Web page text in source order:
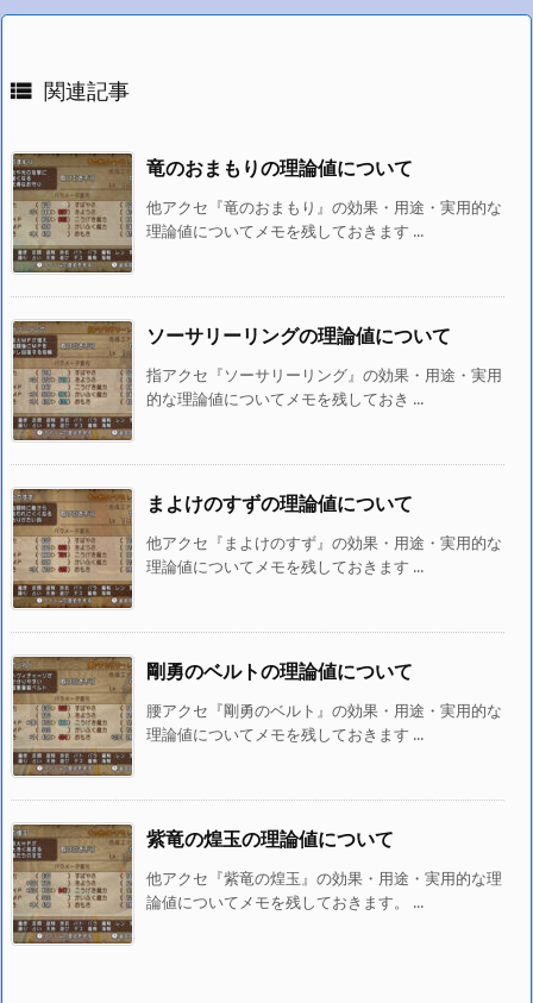
 関連記事
竜のおまもりの理論値について
他アクセ『竜のおまもり』の効果・用途・実用的な
理論値についてメモを残しておきます ...
ソーサリーリングの理論値について
指アクセ『ソーサリーリング』の効果・用途・実用
的な理論値についてメモを残しておき ...
まよけのすずの理論値について
他アクセ『まよけのすず』の効果・用途・実用的な
理論値についてメモを残しておきます ...
剛勇のベルトの理論値について
腰アクセ『剛勇のベルト』の効果・用途・実用的な
理論値についてメモを残しておきます ...
紫竜の煌玉の理論値について
他アクセ『紫竜の煌玉』の効果・用途・実用的な理
論値についてメモを残しておきます。 ...